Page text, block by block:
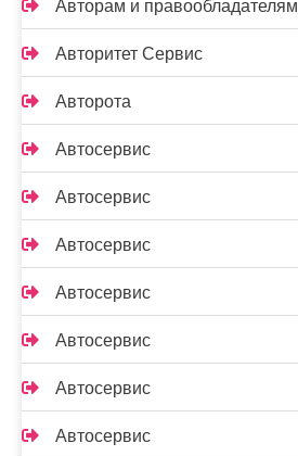
Авторам и правообладателям
Авторитет Сервис
Авторота
Автосервис
Автосервис
Автосервис
Автосервис
Автосервис
Автосервис
Автосервис